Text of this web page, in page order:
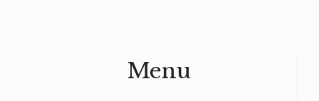
Menu